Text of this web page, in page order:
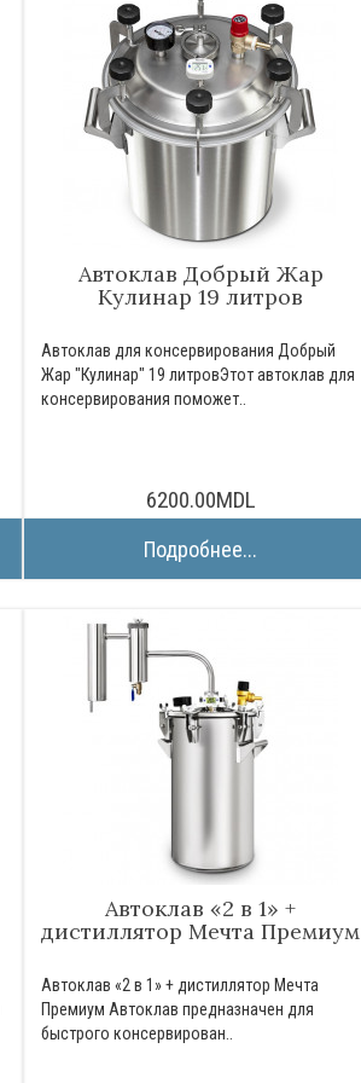
Автоклав Добрый Жар
Кулинар 19 литров
Автоклав для консервирования Добрый
Жар "Кулинар" 19 литровЭтот автоклав для
консервирования поможет..
6200.00MDL
Подробнее...
Автоклав «2 в 1» +
дистиллятор Мечта Премиум
Автоклав «2 в 1» + дистиллятор Мечта
Премиум Автоклав предназначен для
быстрого консервирован..